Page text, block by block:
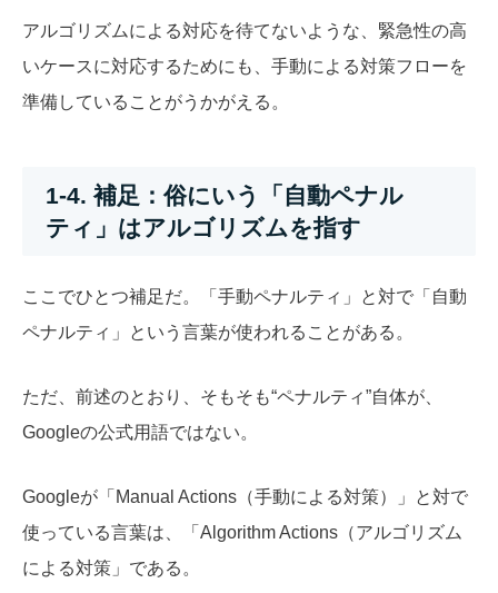
アルゴリズムによる対応を待てないような、緊急性の高
いケースに対応するためにも、手動による対策フローを
準備していることがうかがえる。
1-4. 補足：俗にいう「自動ペナル
ティ」はアルゴリズムを指す
ここでひとつ補足だ。「手動ペナルティ」と対で「自動
ペナルティ」という言葉が使われることがある。
ただ、前述のとおり、そもそも“ペナルティ”自体が、
Googleの公式用語ではない。
Googleが「Manual Actions（手動による対策）」と対で
使っている言葉は、「Algorithm Actions（アルゴリズム
による対策」である。